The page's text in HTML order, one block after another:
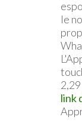
le
link